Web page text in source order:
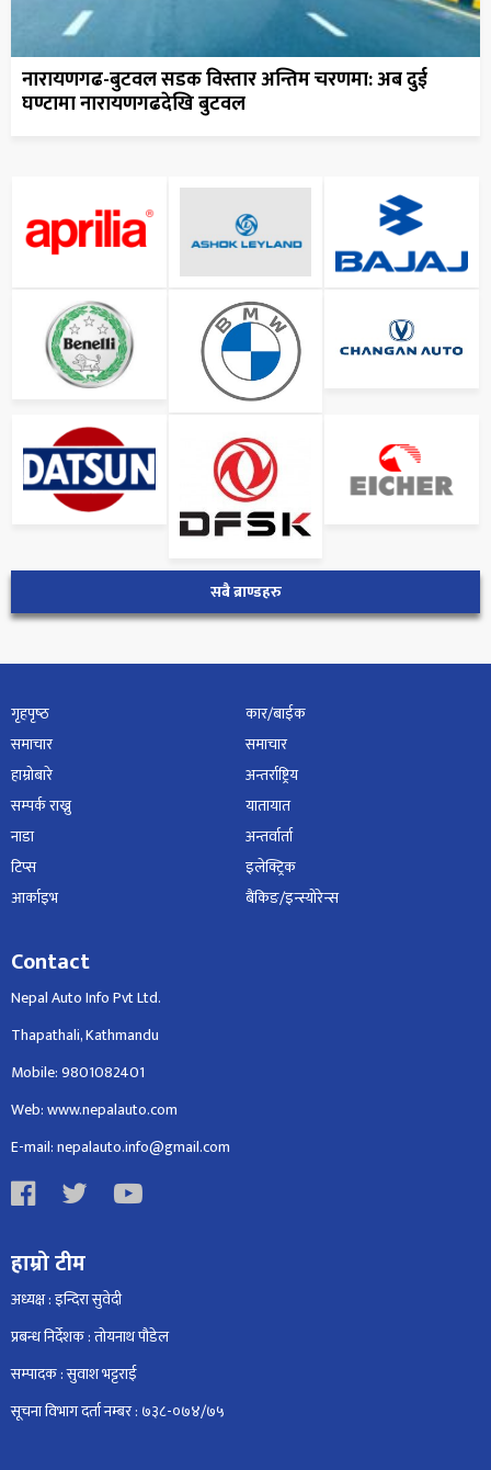
नारायणगढ-बुटवल सडक विस्तार अन्तिम चरणमा: अब दुई
घण्टामा नारायणगढदेखि बुटवल
सबै ब्राण्डहरु
गृहपृष्‍ठ
समाचार
हाम्रोबारे
सम्पर्क राख्नु
नाडा
टिप्स
आर्काइभ
कार/बाईक
समाचार
अन्तर्राष्ट्रिय
यातायात
अन्तर्वार्ता
इलेक्ट्रिक
बैंकिङ/इन्स्योरेन्स
Contact
Nepal Auto Info Pvt Ltd.
Thapathali, Kathmandu
Mobile: 9801082401
Web: www.nepalauto.com
E-mail: nepalauto.info@gmail.com
हाम्रो टीम
अध्यक्ष : इन्दिरा सुवेदी
प्रबन्ध निर्देशक : तोयनाथ पौडेल
सम्पादक : सुवाश भट्टराई
सूचना विभाग दर्ता नम्बर : ७३८-०७४/७५